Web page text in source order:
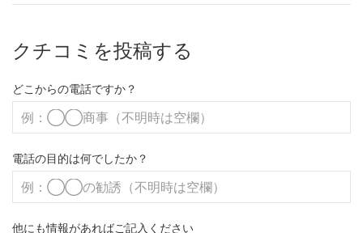
クチコミを投稿する
どこからの電話ですか？
電話の目的は何でしたか？
他にも情報があればご記入ください